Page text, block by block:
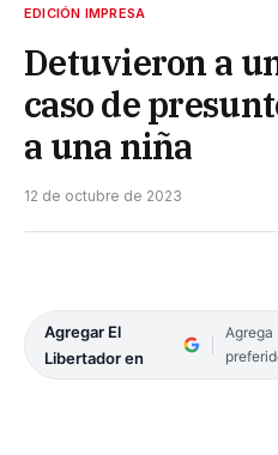
EDICIÓN IMPRESA
Detuvieron a
caso de
a una niña
12 de octubre de 2023
Agregar El
Libertador en
Agrega